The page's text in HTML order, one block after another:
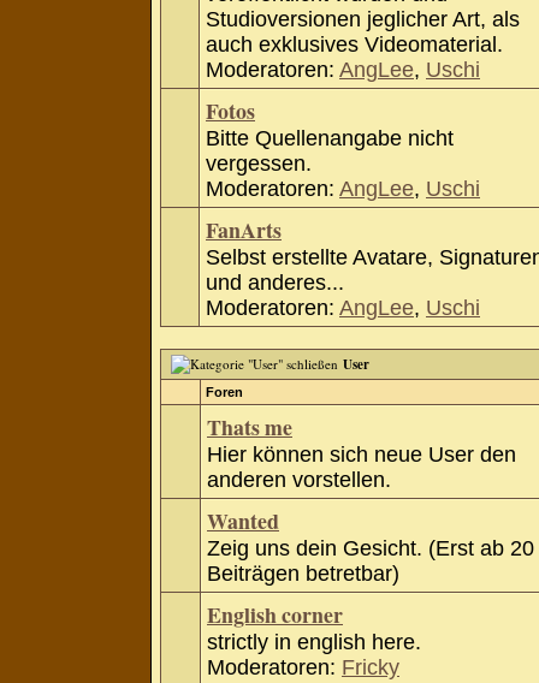
Studioversionen jeglicher Art, als
auch exklusives Videomaterial.
Moderatoren: AngLee, Uschi
Fotos
Bitte Quellenangabe nicht
vergessen.
Moderatoren: AngLee, Uschi
FanArts
Selbst erstellte Avatare,
und anderes...
Moderatoren: AngLee, Uschi
User
Foren
Thats me
Hier können sich neue User den
anderen vorstellen.
Wanted
Zeig uns dein Gesicht. (Erst ab 20
Beiträgen betretbar)
English corner
strictly in english here.
Moderatoren: Fricky